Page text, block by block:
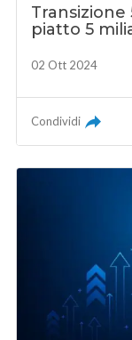
Transizione
piatto 5
02 Ott 2024
Condividi